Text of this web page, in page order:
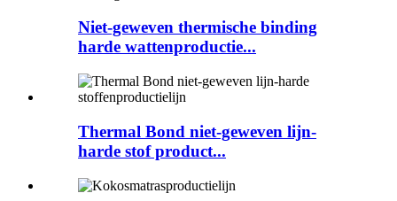
Niet-geweven thermische binding
harde wattenproductie...
Thermal Bond niet-geweven lijn-
harde stof product...